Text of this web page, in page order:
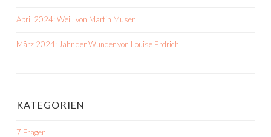
April 2024: Weil. von Martin Muser
März 2024: Jahr der Wunder von Louise Erdrich
KATEGORIEN
7 Fragen